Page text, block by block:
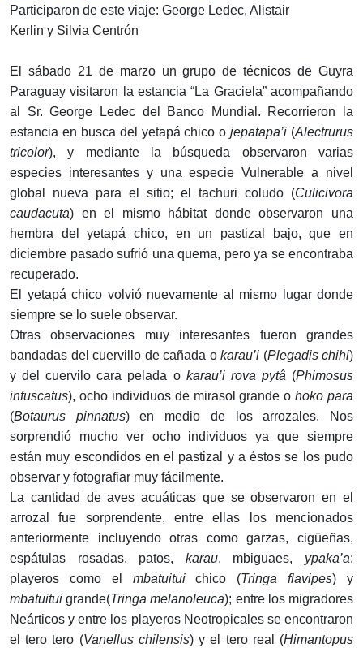
Participaron de este viaje: George Ledec, Alistair
Kerlin y Silvia Centrón
El sábado 21 de marzo un grupo de técnicos de Guyra
Paraguay visitaron la estancia “La Graciela” acompañando
al Sr. George Ledec del Banco Mundial. Recorrieron la
estancia en busca del yetapá chico ojepatapa’i (Alectrurus
tricolor), y mediante la búsqueda observaron varias
especies interesantes y una especie Vulnerable a nivel
global nueva para el sitio; el tachuri coludo (Culicivora
caudacuta) en el mismo hábitat donde observaron una
hembra del yetapá chico, en un pastizal bajo, que en
diciembre pasado sufrió una quema, pero ya se encontraba
recuperado.
El yetapá chico volvió nuevamente al mismo lugar donde
siempre se lo suele observar.
Otras observaciones muy interesantes fueron grandes
bandadas del cuervillo de cañada o karau’i (Plegadis chihi)
y del cuervilo cara pelada o karau’i rova pytâ (Phimosus
infuscatus), ocho individuos de mirasol grande ohoko para
(Botaurus pinnatus) en medio de los arrozales. Nos
sorprendió mucho ver ocho individuos ya que siempre
están muy escondidos en el pastizal y a éstos se los pudo
observar y fotografiar muy fácilmente.
La cantidad de aves acuáticas que se observaron en el
arrozal fue sorprendente, entre ellas los mencionados
anteriormente incluyendo otras como garzas, cigüeñas,
espátulas rosadas, patos, karau, mbiguaes, ypaka’a;
playeros como el mbatuituichico (Tringa flavipes) y
mbatuituigrande(Tringa melanoleuca); entre los migradores
Neárticos y entre los playeros Neotropicales se encontraron
el tero tero (Vanellus chilensis) y el tero real (Himantopus